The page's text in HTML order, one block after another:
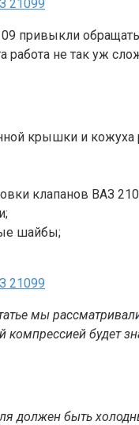
привыкли
работа не так уж
крышки и
клапанов ВАЗ
шайбы;
мы
компрессией будет
должен быть